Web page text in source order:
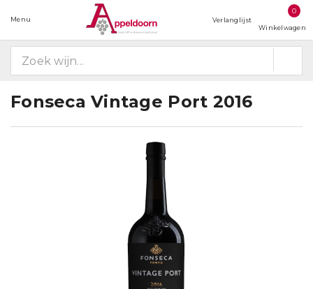
Menu Verlanglijst
0
Winkelwagen
Fonseca Vintage Port 2016